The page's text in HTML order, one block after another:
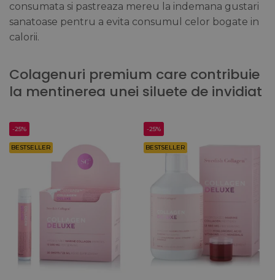
consumata si pastreaza mereu la indemana gustari
sanatoase pentru a evita consumul celor bogate in
calorii.
Colagenuri premium care contribuie
la mentinerea unei siluete de invidiat
-25%
BESTSELLER
-25%
BESTSELLER